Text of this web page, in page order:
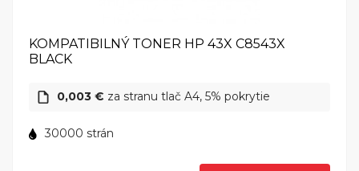
KOMPATIBILNÝ TONER HP 43X C8543X
BLACK
0,003 € za stranu tlač A4, 5% pokrytie
30000 strán